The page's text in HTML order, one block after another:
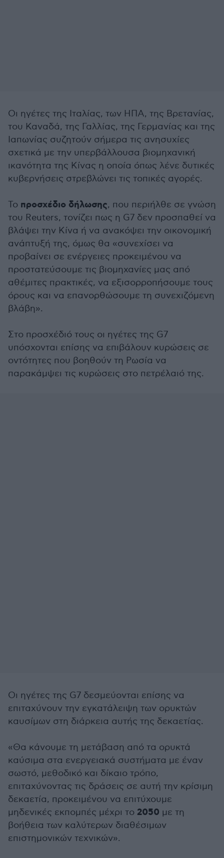
Οι ηγέτες της Ιταλίας, των ΗΠΑ, της Βρετανίας,
του Καναδά, της Γαλλίας, της Γερμανίας και της
Ιαπωνίας συζητούν σήμερα τις ανησυχίες
σχετικά με την υπερβάλλουσα βιομηχανική
ικανότητα της Κίνας η οποία όπως λένε δυτικές
κυβερνήσεις στρεβλώνει τις τοπικές αγορές.
Το προσχέδιο δήλωσης, που περιήλθε σε γνώση
του Reuters, τονίζει πως η G7 δεν προσπαθεί να
βλάψει την Κίνα ή να ανακόψει την οικονομική
ανάπτυξή της, όμως θα «συνεχίσει να
προβαίνει σε ενέργειες προκειμένου να
προστατεύσουμε τις βιομηχανίες μας από
αθέμιτες πρακτικές, να εξισορροπήσουμε τους
όρους και να επανορθώσουμε τη συνεχιζόμενη
βλάβη».
Στο προσχέδιό τους οι ηγέτες της G7
υπόσχονται επίσης να επιβάλουν κυρώσεις σε
οντότητες που βοηθούν τη Ρωσία να
παρακάμψει τις κυρώσεις στο πετρέλαιό της.
Οι ηγέτες της G7 δεσμεύονται επίσης να
επιταχύνουν την εγκατάλειψη των ορυκτών
καυσίμων στη διάρκεια αυτής της δεκαετίας.
«Θα κάνουμε τη μετάβαση από τα ορυκτά
καύσιμα στα ενεργειακά συστήματα με έναν
σωστό, μεθοδικό και δίκαιο τρόπο,
επιταχύνοντας τις δράσεις σε αυτή την κρίσιμη
δεκαετία, προκειμένου να επιτύχουμε
μηδενικές εκπομπές μέχρι το 2050 με τη
βοήθεια των καλύτερων διαθέσιμων
επιστημονικών τεχνικών».